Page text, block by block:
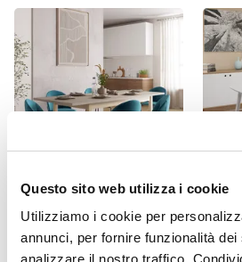
Questo sito web utilizza i cookie
Utilizziamo i cookie per
annunci, per fornire funzionalità
analizzare il nostro traffico.
Dimensioni
45 x 57 cm
Altezza
83,5 cm
Altezza Seduta
Metallo
Materiale Seduta
Velluto
Tavolo allungabile 160-
215x90 cm in legno rovere
in